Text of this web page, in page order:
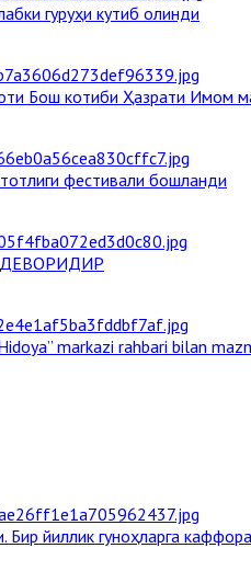
гуруҳи кутиб олинди
Бош котиби Ҳазрати Имом
фестивали бошланди
markazi rahbari bilan
йиллик гуноҳларга